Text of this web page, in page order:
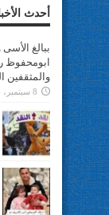
أحدث
ببالغ
ابومحفوظ
والمثقفين
8 سبتمبر، 2025